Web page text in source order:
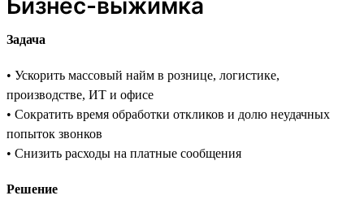
Бизнес-выжимка
Задача
• Ускорить массовый найм в рознице, логистике,
производстве, ИТ и офисе
• Сократить время обработки откликов и долю неудачных
попыток звонков
• Снизить расходы на платные сообщения
Решение